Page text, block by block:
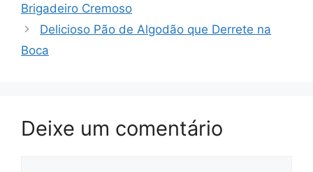
Brigadeiro Cremoso
Delicioso Pão de Algodão que Derrete na
Boca
Deixe um comentário